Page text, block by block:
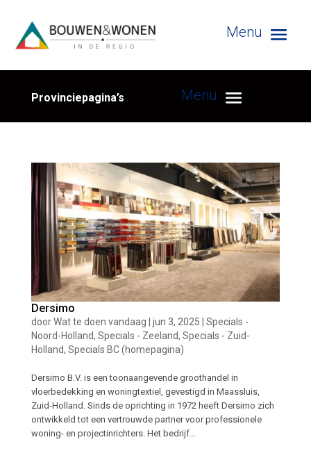
Provinciepagina’s
Dersimo
doorWat te doen vandaag jun 3, 2025
Specials -
Noord-Holland, Specials - Zeeland, Specials - Zuid-
Holland, Specials BC (homepagina)
Dersimo B.V. is een toonaangevende groothandel in
vloerbedekking en woningtextiel, gevestigd in Maassluis,
Zuid-Holland. Sinds de oprichting in 1972 heeft Dersimo zich
ontwikkeld tot een vertrouwde partner voor professionele
woning- en projectinrichters. Het bedrijf...